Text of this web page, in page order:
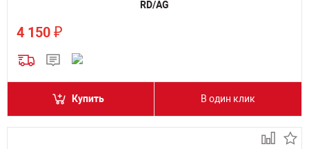
RD/AG
4 150 ₽
Купить В один клик